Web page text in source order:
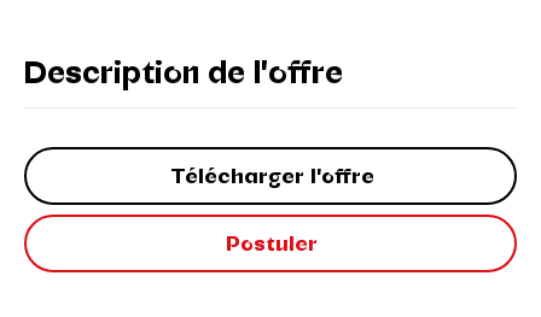
Description de l'offre
Télécharger l'offre
Postuler